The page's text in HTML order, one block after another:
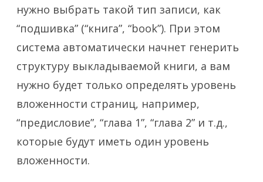
нужно выбрать такой тип записи, как
“подшивка” (“книга”, “book”). При этом
система автоматически начнет генерить
структуру выкладываемой книги, а вам
нужно будет только определять уровень
вложенности страниц, например,
“предисловие”, “глава 1”, “глава 2” и т.д.,
которые будут иметь один уровень
вложенности.